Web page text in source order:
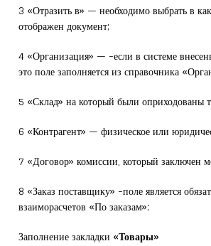
3 «Отразить в» — необходимо выбрать в
отображен документ;
4 «Организация» — -если в системе
это поле заполняется из справочника
5 «Склад» на который были оприходованы
6 «Контрагент» — физическое или
7 «Договор» комиссии, который заключен
8 «Заказ поставщику» -поле является
взаиморасчетов «По заказам»;
Заполнение закладки «Товары»